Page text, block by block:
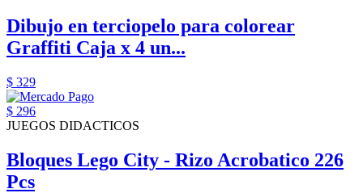
Dibujo en terciopelo para colorear
Graffiti Caja x 4 un...
$ 329
$ 296
JUEGOS DIDACTICOS
Bloques Lego City - Rizo Acrobatico 226
Pcs